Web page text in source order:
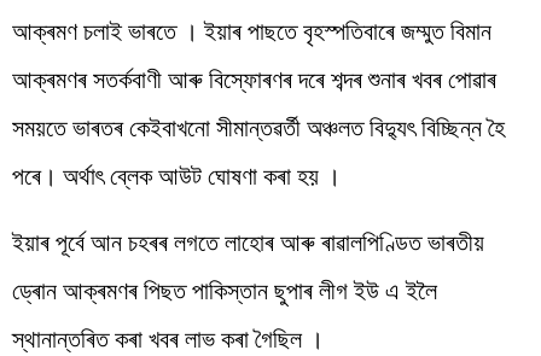
আক্ৰমণ চলাই ভাৰতে । ইয়াৰ পাছতে বৃহস্পতিবাৰে জম্মুত বিমান
আক্ৰমণৰ সতৰ্কবাণী আৰু বিস্ফোৰণৰ দৰে শব্দৰ শুনাৰ খবৰ পোৱাৰ
সময়তে ভাৰতৰ কেইবাখনো সীমান্তৱৰ্তী অঞ্চলত বিদ্যুৎ বিচ্ছিন্ন হৈ
পৰে। অৰ্থাৎ ব্লেক আউট ঘোষণা কৰা হয় ।
ইয়াৰ পূৰ্বে আন চহৰৰ লগতে লাহোৰ আৰু ৰাৱালপিণ্ডিত ভাৰতীয়
ড্ৰোন আক্ৰমণৰ পিছত পাকিস্তান ছুপাৰ লীগ ইউ এ ইলৈ
স্থানান্তৰিত কৰা খবৰ লাভ কৰা গৈছিল ।